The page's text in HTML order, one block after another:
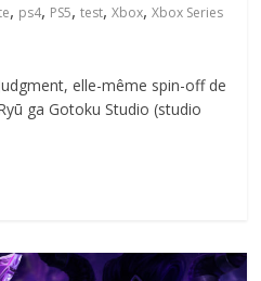
, ps4, PS5,test,Xbox,Xbox Series
elle-même spin-off de
ga Gotoku Studio (studio